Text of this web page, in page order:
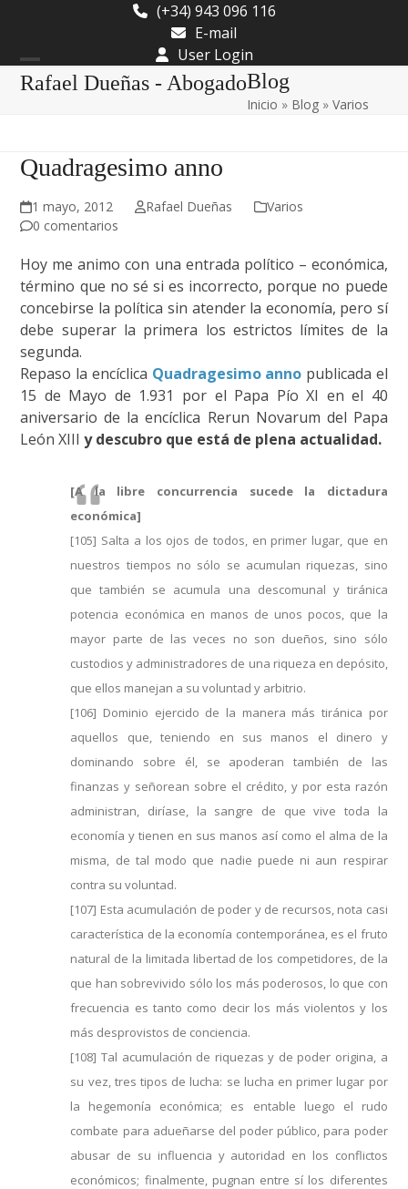
content
(+34) 943 096 116
E-mail
User Login
Rafael Dueñas - Abogado
Open
Close
Blog
Inicio » Blog »Varios
Quadragesimo anno
1 mayo, 2012 Rafael Dueñas
Varios
0 comentarios
Hoy me animo con una entrada político – económica,
término que no sé si es incorrecto, porque no puede
concebirse la política sin atender la economía, pero sí
debe superar la primera los estrictos límites de la
segunda.
Repaso la encíclica Quadragesimo anno publicada el
15 de Mayo de 1.931 por el Papa Pío XI en el 40
aniversario de la encíclica Rerun Novarum del Papa
León XIII y descubro que está de plena actualidad.
[A la libre concurrencia sucede la dictadura
económica]
[105] Salta a los ojos de todos, en primer lugar, que en
nuestros tiempos no sólo se acumulan riquezas, sino
que también se acumula una descomunal y tiránica
potencia económica en manos de unos pocos, que la
mayor parte de las veces no son dueños, sino sólo
custodios y administradores de una riqueza en depósito,
que ellos manejan a su voluntad y arbitrio.
[106] Dominio ejercido de la manera más tiránica por
aquellos que, teniendo en sus manos el dinero y
dominando sobre él, se apoderan también de las
finanzas y señorean sobre el crédito, y por esta razón
administran, diríase, la sangre de que vive toda la
economía y tienen en sus manos así como el alma de la
misma, de tal modo que nadie puede ni aun respirar
contra su voluntad.
[107] Esta acumulación de poder y de recursos, nota casi
característica de la economía contemporánea, es el fruto
natural de la limitada libertad de los competidores, de la
que han sobrevivido sólo los más poderosos, lo que con
frecuencia es tanto como decir los más violentos y los
más desprovistos de conciencia.
[108] Tal acumulación de riquezas y de poder origina, a
su vez, tres tipos de lucha: se lucha en primer lugar por
la hegemonía económica; es entable luego el rudo
combate para adueñarse del poder público, para poder
abusar de su influencia y autoridad en los conflictos
económicos; finalmente, pugnan entre sí los diferentes